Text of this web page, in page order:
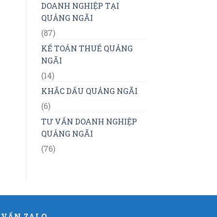
DOANH NGHIỆP TẠI
QUẢNG NGÃI
(87)
KẾ TOÁN THUẾ QUẢNG
NGÃI
(14)
KHẮC DẤU QUẢNG NGÃI
(6)
TƯ VẤN DOANH NGHIỆP
QUẢNG NGÃI
(76)